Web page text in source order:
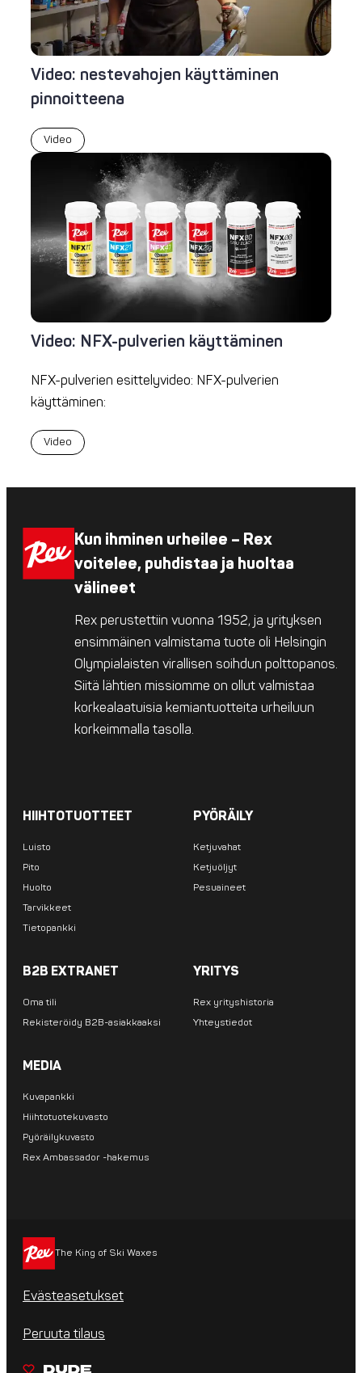
Video: nestevahojen käyttäminen
pinnoitteena
Video
Video: NFX-pulverien käyttäminen
NFX-pulverien esittelyvideo: NFX-pulverien
käyttäminen:
Video
Kun ihminen urheilee – Rex
voitelee, puhdistaa ja huoltaa
välineet
Rex perustettiin vuonna 1952, ja yrityksen
ensimmäinen valmistama tuote oli Helsingin
Olympialaisten virallisen soihdun polttopanos.
Siitä lähtien missiomme on ollut valmistaa
korkealaatuisia kemiantuotteita urheiluun
korkeimmalla tasolla.
HIIHTOTUOTTEET
Luisto
Pito
Huolto
Tarvikkeet
Tietopankki
PYÖRÄILY
Ketjuvahat
Ketjuöljyt
Pesuaineet
B2B EXTRANET
Oma tili
Rekisteröidy B2B-asiakkaaksi
YRITYS
Rex yrityshistoria
Yhteystiedot
MEDIA
Kuvapankki
Hiihtotuotekuvasto
Pyöräilykuvasto
Rex Ambassador -hakemus
The King of Ski Waxes
Evästeasetukset
Peruuta tilaus